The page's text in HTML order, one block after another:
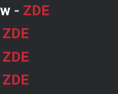
- ZDE
ZDE
ZDE
ZDE